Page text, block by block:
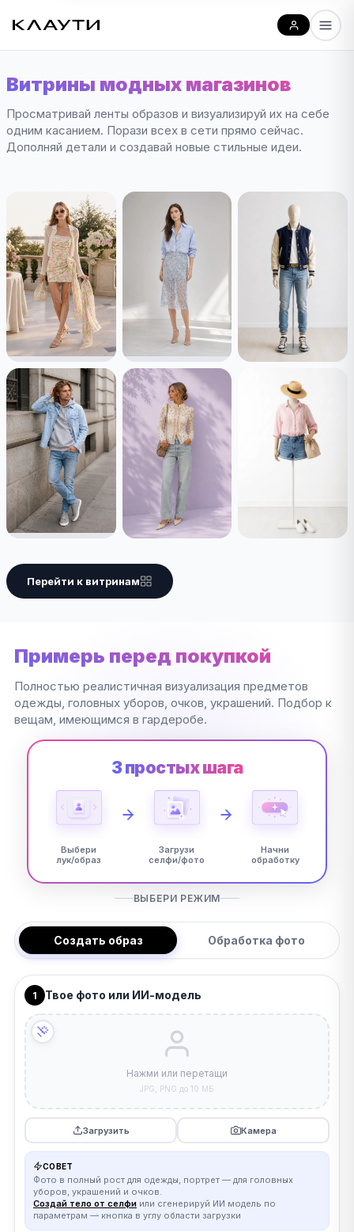
Витрины модных магазинов
Просматривай ленты образов и визуализируй их на себе
одним касанием. Порази всех в сети прямо сейчас.
Дополняй детали и создавай новые стильные идеи.
Перейти к витринам
Примерь перед покупкой
Полностью реалистичная визуализация предметов
одежды, головных уборов, очков, украшений. Подбор к
вещам, имеющимся в гардеробе.
3 простых шага
Выбери
лук/образ
Загрузи
селфи/фото
Начни
обработку
ВЫБЕРИ РЕЖИМ
Создать образ Обработка фото
1 Твое фото или ИИ-модель
Нажми или перетащи
JPG, PNG до 10 МБ
Загрузить Камера
СОВЕТ
Фото в полный рост для одежды, портрет — для головных
уборов, украшений и очков.
Создай тело от селфи или сгенерируй ИИ модель по
параметрам — кнопка в углу области загрузки